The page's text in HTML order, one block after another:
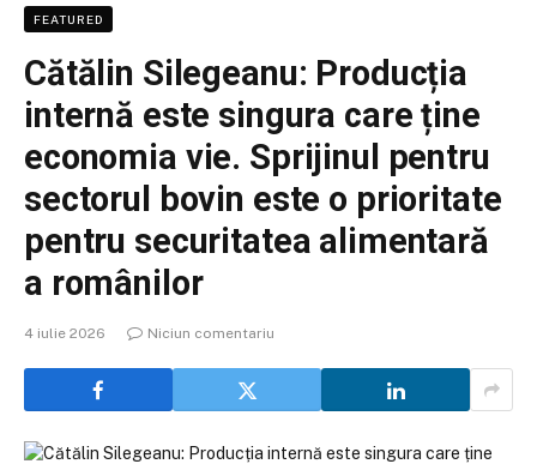
FEATURED
Cătălin Silegeanu: Producția
internă este singura care ține
economia vie. Sprijinul pentru
sectorul bovin este o prioritate
pentru securitatea alimentară
a românilor
4 iulie 2026 Niciun comentariu